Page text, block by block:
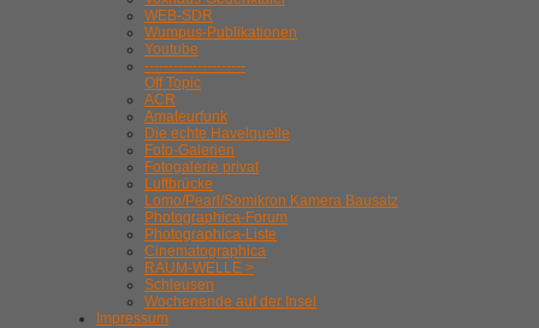
WEB-SDR
Wumpus-Publikationen
Youtube
---------------------
Off Topic
ACR
Amateurfunk
Die echte Havelquelle
Foto-Galerien
Fotogalerie privat
Luftbrücke
Lomo/Pearl/Somikron Kamera Bausatz
Photographica-Forum
Photographica-Liste
Cinematographica
RAUM-WELLE >
Schleusen
Wochenende auf der Insel
Impressum